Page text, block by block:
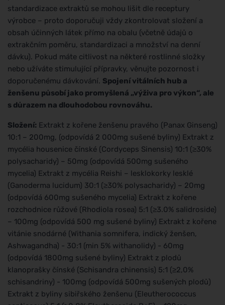
standardizace extraktů se mohou lišit dle receptury
výrobce – proto doporučuji vždy zkontrolovat složení a
obsah účinných látek přímo na obalu (včetně údajů o
extrakčním poměru, standardizaci a množství na denní
dávku). Pokud máte citlivost na některé rostlinné složky
nebo užíváte stimulující přípravky, věnujte pozornost i
doporučenému dávkování. Spojení vitálních hub a
ženšenu působí jako promyšlená „výživa pro výkon“, ale
s důrazem na dlouhodobou rovnováhu.
Složení: Extrakt z kořene ženšenu pravého (Panax Ginseng)
10:1 – 200mg, (odpovídá 2 000mg sušené byliny) Extrakt z
mycélia housenice čínské (Cordyceps Sinensis) 10:1 (≥30%
polysacharidy) – 50mg (odpovídá 500mg sušeného
mycelia) Extrakt z mycélia Reishi – lesklokorky lesklé
(Ganoderma lucidum) 30:1 (≥30% polysacharidy) – 20mg
(odpovídá 600mg sušeného mycelia) Extrakt z kořene
rozchodnice růžové (Rhodiola rosea) 5:1 (≥3.0% salidroside)
– 100mg (odpovídá 500 mg sušené byliny) Extrakt z kořene
vitánie snodárné (Withania somnifera, indický ženšen,
Ashwagandha) - 30:1 (min 5% withanolidy) - 60mg
(odpovídá 1800mg sušené byliny) Extrakt z plodů
klanoprašky čínské (Schisandra chinensis) 5:1 (≥2,0%
schisandriny) - 100mg (odpovídá 500mg sušených plodů)
Extrakt z byliny sibiřského ženšenu (Eleutherococcus